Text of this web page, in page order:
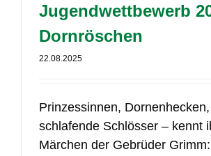
Jugendwettbewerb
Dornröschen
22.08.2025
Prinzessinnen, Dornenhecken,
schlafende Schlösser – kennt
Märchen der Gebrüder Grimm: